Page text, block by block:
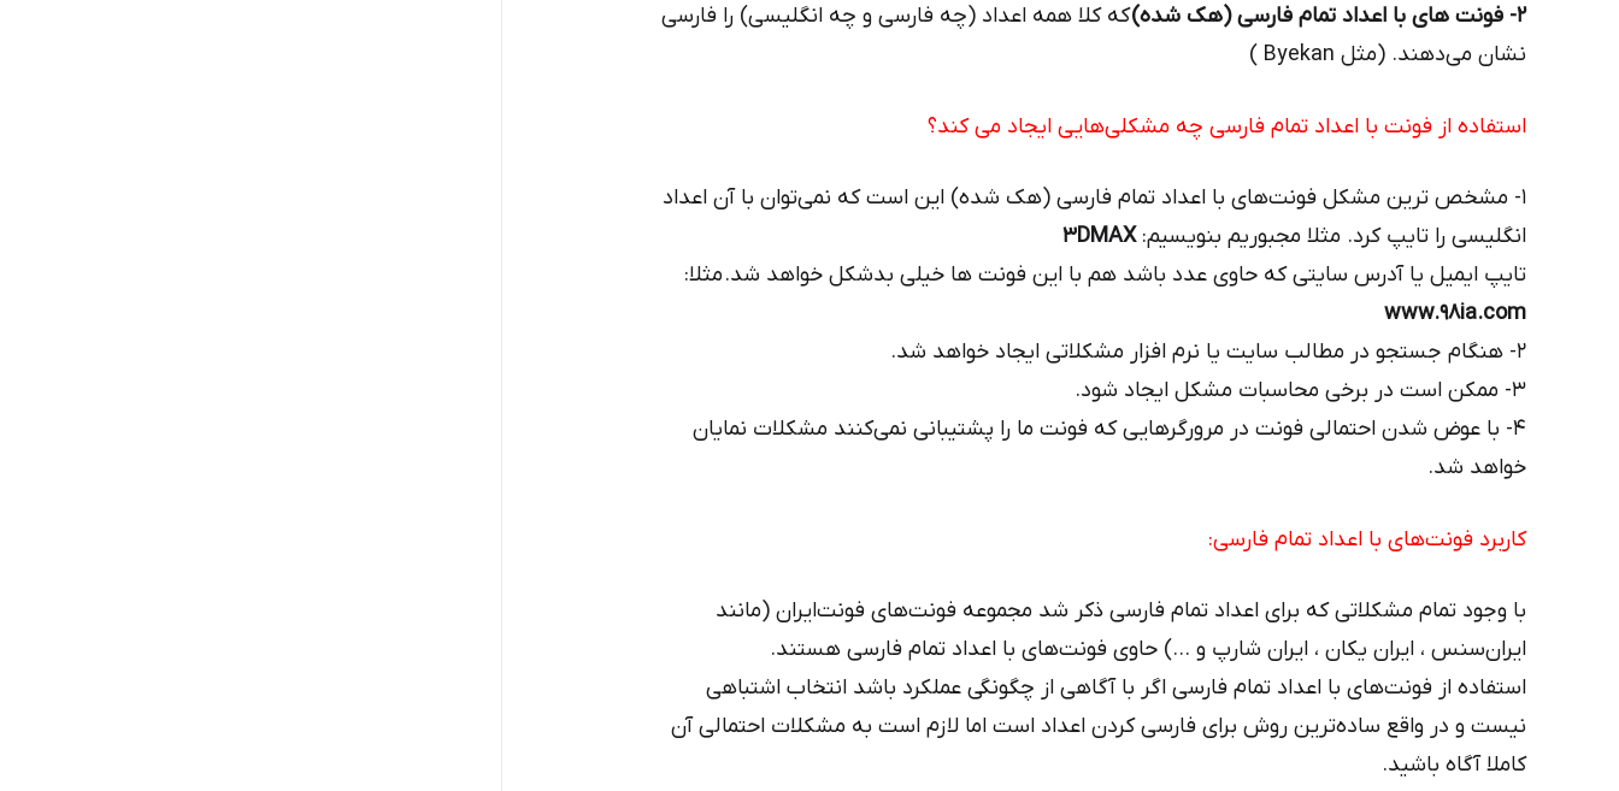
۲- فونت های با اعداد تمام فارسی (هک شده)
که کلا همه اعداد (چه فارسی و چه انگلیسی) را فارسی
نشان می‌دهند. (مثل Byekan )
استفاده از فونت با اعداد تمام فارسی چه مشکلی‌هایی ایجاد می کند؟
۱- مشخص ترین مشکل فونت‌های با اعداد تمام فارسی (هک شده) این است که نمی‌توان با آن اعداد
انگلیسی را تایپ کرد. مثلا مجبوریم بنویسیم:۳DMAX
تایپ ایمیل یا آدرس سایتی که حاوی عدد باشد هم با این فونت ها خیلی بدشکل خواهد شد. مثلا:
www.۹۸ia.com
۲- هنگام جستجو در مطالب سایت یا نرم افزار مشکلاتی ایجاد خواهد شد.
۳- ممکن است در برخی محاسبات مشکل ایجاد شود.
۴- با عوض شدن احتمالی فونت در مرورگرهایی که فونت ما را پشتیبانی نمی‌کنند مشکلات نمایان
خواهد شد.
کاربرد فونت‌های با اعداد تمام فارسی:
با وجود تمام مشکلاتی که برای اعداد تمام فارسی ذکر شد مجموعه فونت‌های فونت‌ایران (مانند
ایران‌سنس ، ایران یکان ، ایران شارپ و …) حاوی فونت‌های با اعداد تمام فارسی هستند.
استفاده از فونت‌های با اعداد تمام فارسی اگر با آگاهی از چگونگی عملکرد باشد انتخاب اشتباهی
نیست و در واقع ساده‌ترین روش برای فارسی کردن اعداد است اما لازم است به مشکلات احتمالی آن
کاملا آگاه باشید.